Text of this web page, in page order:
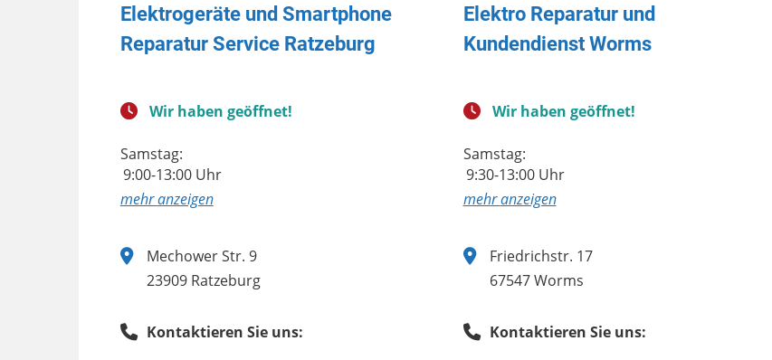
Elektrogeräte und Smartphone
Reparatur Service Ratzeburg
Wir haben geöffnet!
Samstag:
9:00-13:00 Uhr
anzeigen
Mechower Str. 9
23909 Ratzeburg
Kontaktieren Sie uns:
Elektro Reparatur und
Kundendienst Worms
Wir haben geöffnet!
Samstag:
9:30-13:00 Uhr
anzeigen
Friedrichstr. 17
67547 Worms
Kontaktieren Sie uns: